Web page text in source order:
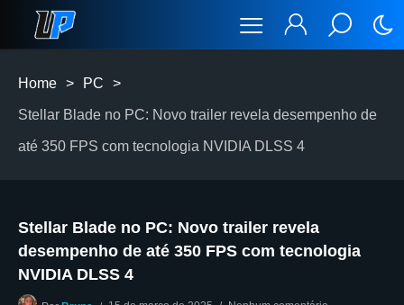
Home > PC >
Stellar Blade no PC: Novo trailer revela desempenho de
até 350 FPS com tecnologia NVIDIA DLSS 4
Stellar Blade no PC: Novo trailer revela
desempenho de até 350 FPS com tecnologia
NVIDIA DLSS 4